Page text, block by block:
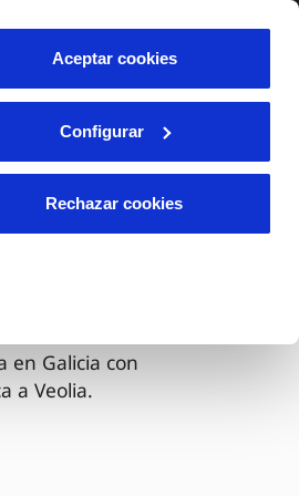
Aceptar cookies
Configurar
Rechazar cookies
anomalías ou posibles
Área de clientes
en Galicia con
a Veolia.